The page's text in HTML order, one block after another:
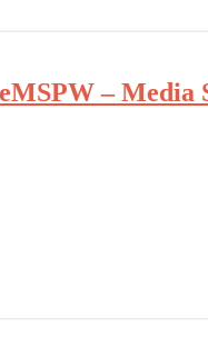
MSPW – Media